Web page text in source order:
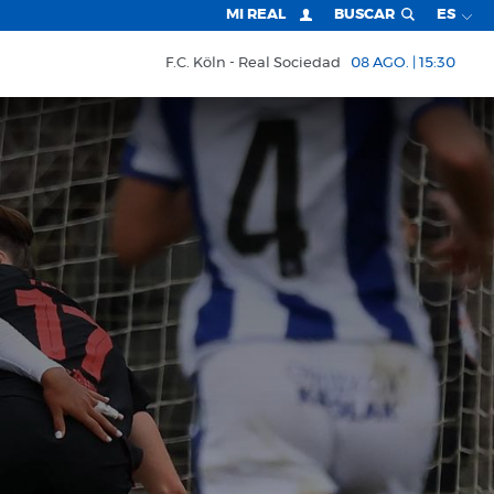
MI REAL BUSCAR ES
F.C. Köln Real Sociedad 08 AGO. | 15:30